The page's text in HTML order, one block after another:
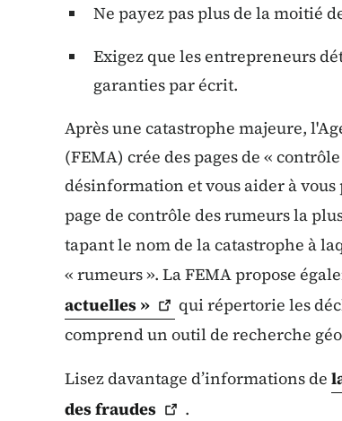
Ne payez pas plus de la moitié
Exigez que les entrepreneurs
garanties par écrit.
Après une catastrophe majeure,
(FEMA) crée des pages de «
désinformation et vous aider à
page de contrôle des rumeurs la
tapant le nom de la catastrophe à
« rumeurs ». La FEMA propose
actuelles »
qui répertorie les
comprend un outil de recherche
Lisez davantage d’informations de
desfraudes .